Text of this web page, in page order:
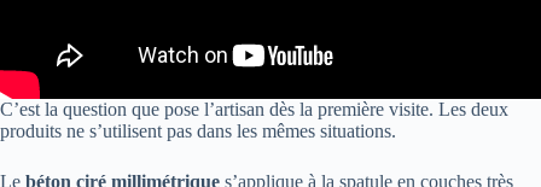
C’est la question que pose l’artisan dès la première visite. Les deux
produits ne s’utilisent pas dans les mêmes situations.
Le béton ciré millimétrique s’applique à la spatule en couches très